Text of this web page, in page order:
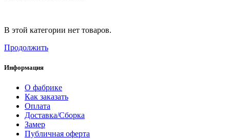
В этой категории нет товаров.
Продолжить
Информация
О фабрике
Как заказать
Оплата
Доставка/Сборка
Замер
Публичная оферта